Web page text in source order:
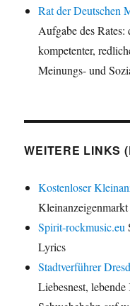
Rat der Deutschen
Aufgabe des
kompetenter,
Meinungs- und
WEITERE LINKS
Kostenloser
Kleinanzeigenmarkt
Spirit-rockmusic.eu
Lyrics
Stadtverführer
Liebesnest,